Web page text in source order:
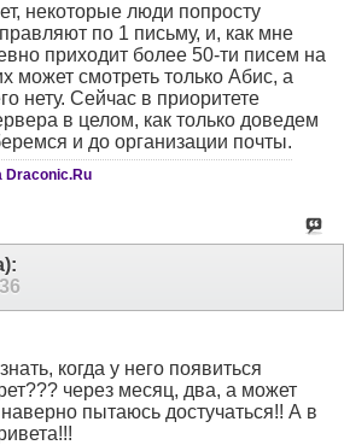
некоторые люди попросту
по 1 письму, и, как мне
приходит более 50-ти писем на
может смотреть только Абис, а
нету. Сейчас в приоритете
в целом, как только доведем
и до организации почты.
Draconic.Ru
когда у него появиться
через месяц, два, а может
пытаюсь достучаться!! А в